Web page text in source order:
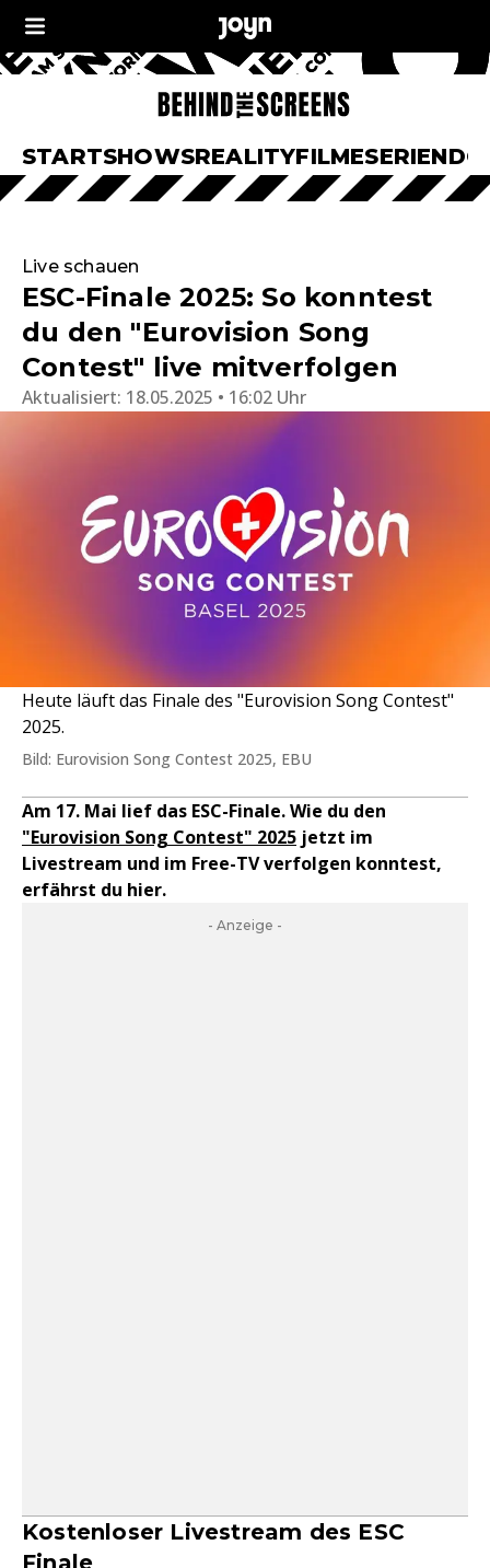
STARTSHOWSREALITYFILMESERIEN
Live schauen
ESC-Finale 2025: So konntest
du den "Eurovision Song
Contest" live mitverfolgen
Aktualisiert: 18.05.2025 • 16:02 Uhr
Heute läuft das Finale des "Eurovision Song Contest"
2025.
Bild: Eurovision Song Contest 2025, EBU
Am 17. Mai lief das ESC-Finale. Wie du den
"Eurovision Song Contest" 2025 jetzt im
Livestream und im Free-TV verfolgen konntest,
erfährst du hier.
- Anzeige -
Kostenloser Livestream des ESC
Finale